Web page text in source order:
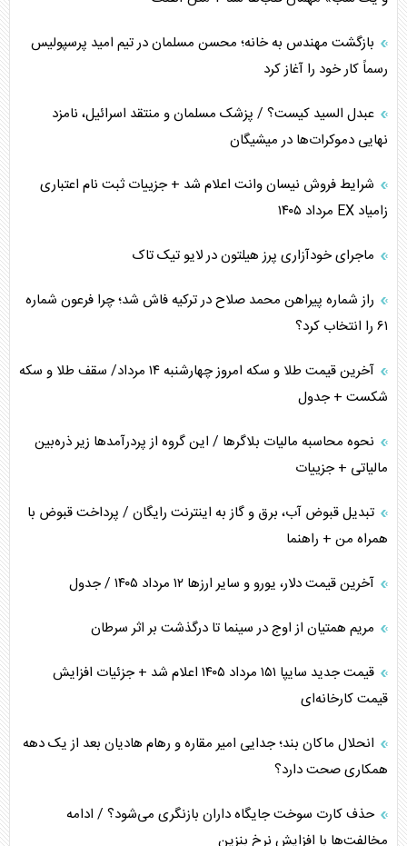
اهمیت راهبردی اردن برای آمریکا
همسویی عربستان با سنتکام علیه متحدان ایران
ترامپ و توهم خلع سلاح حماس
چرا کویت به دنبال شریک امنیتی جدید است؟
اعتراف غرب به قدرت ایران در تثبیت معادلات
خطای راهبردی ترامپ مقابل برزیل
بازگشت مهندس به خانه؛ محسن مسلمان در تیم امید پرسپولیس
رسماً کار خود را آغاز کرد
عبدل السید کیست؟ / پزشک مسلمان و منتقد اسرائیل، نامزد
نهایی دموکرات‌ها در میشیگان
شرایط فروش نیسان وانت اعلام شد + جزییات ثبت نام اعتباری
زامیاد EX مرداد ۱۴۰۵
ماجرای خودآزاری پرز هیلتون در لایو تیک تاک
راز شماره پیراهن محمد صلاح در ترکیه فاش شد؛ چرا فرعون شماره
۶۱ را انتخاب کرد؟
آخرین قیمت طلا و سکه امروز چهارشنبه ۱۴ مرداد/ سقف طلا و سکه
شکست + جدول
نحوه محاسبه مالیات بلاگر‌ها / این گروه از پردرآمد‌ها زیر ذره‌بین
مالیاتی + جزییات
تبدیل قبوض آب، برق و گاز به اینترنت رایگان / پرداخت قبوض با
همراه من + راهنما
آخرین قیمت دلار، یورو و سایر ارز‌ها ۱۲ مرداد ۱۴۰۵ / جدول
مریم همتیان از اوج در سینما تا درگذشت بر اثر سرطان
قیمت جدید سایپا ۱۵۱ مرداد ۱۴۰۵ اعلام شد + جزئیات افزایش
قیمت کارخانه‌ای
انحلال ماکان بند؛ جدایی امیر مقاره و رهام هادیان بعد از یک دهه
همکاری صحت دارد؟
حذف کارت سوخت جایگاه داران بازنگری می‌شود؟ / ادامه
مخالفت‌ها با افزایش نرخ بنزین